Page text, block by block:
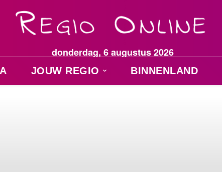
donderdag, 6 augustus 2026
JOUW REGIO BINNENLAND